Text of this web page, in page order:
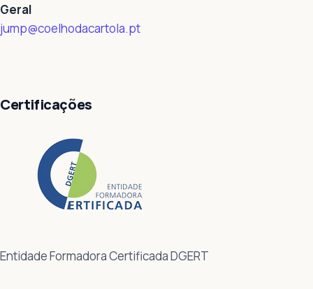
Geral
jump@coelhodacartola.pt
Certificações
Entidade Formadora Certificada DGERT